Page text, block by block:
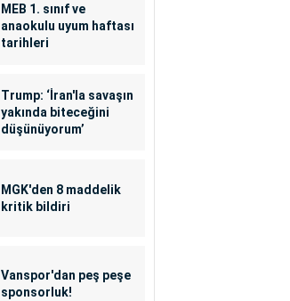
MEB 1. sınıf ve
anaokulu uyum haftası
tarihleri
Trump: ‘İran'la savaşın
yakında biteceğini
düşünüyorum’
MGK'den 8 maddelik
kritik bildiri
Vanspor'dan peş peşe
sponsorluk!